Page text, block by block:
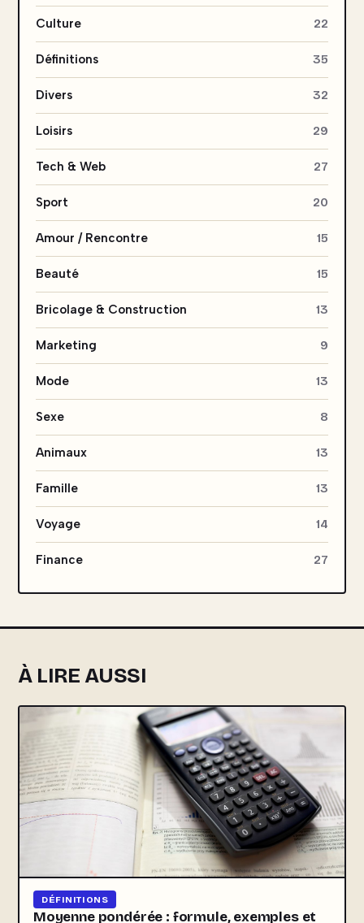
Culture 22
Définitions 35
Divers 32
Loisirs 29
Tech & Web 27
Sport 20
Amour / Rencontre 15
Beauté 15
Bricolage & Construction 13
Marketing 9
Mode 13
Sexe 8
Animaux 13
Famille 13
Voyage 14
Finance 27
À LIRE AUSSI
DÉFINITIONS
Moyenne pondérée : formule, exemples et